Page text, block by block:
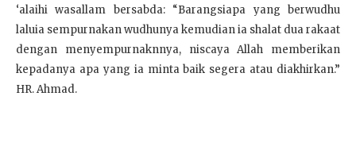
‘alaihi wasallam bersabda: “Barangsiapa yang berwudhu
laluia sempurnakan wudhunya kemudian ia shalat dua rakaat
dengan menyempurnaknnya, niscaya Allah memberikan
kepadanya apa yang ia minta baik segera atau diakhirkan.”
HR. Ahmad.